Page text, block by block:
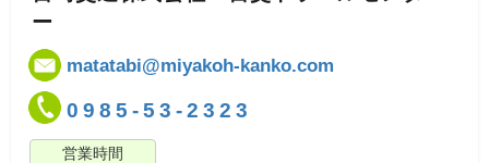
ー
0985-53-2323
営業時間
matatabi@miyakoh-kanko.com